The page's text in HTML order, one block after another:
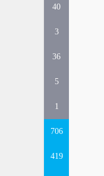
40
3
36
5
1
706
419